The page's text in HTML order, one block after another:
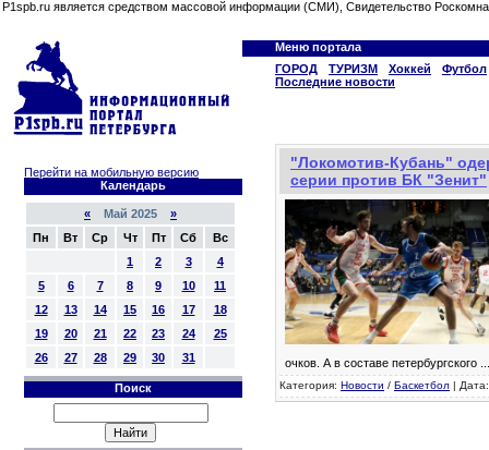
P1spb.ru является средством массовой информации (СМИ), Свидетельство
Меню портала
ГОРОД
ТУРИЗМ Хоккей
Футбол
Последние новости
Перейти на мобильную версию
Календарь
« Май 2025 »
Пн
Вт Ср Чт Пт Сб
Вс
1
2 3
4
5
6 7 8 9 10
11
12
13 14 15 16 17
18
19
20 21 22 23 24
25
26
27 28 29 30 31
Поиск
"Локомотив-Кубань"
серии против БК "Зенит"
очков. А в составе петербургского
Категория: Новости / Баскетбол |